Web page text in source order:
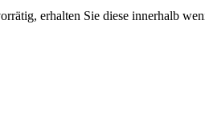
erhalten Sie diese innerhalb